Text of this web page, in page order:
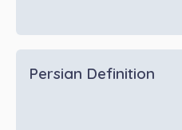
Persian Definition